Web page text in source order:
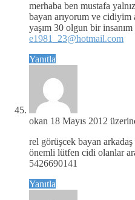
merhaba ben mustafa
bayan arıyorum ve cidiyim
yaşım 30 olgun bir insanım
e1981_23@hotmail.com
Yanıtla
okan 18 Mayıs 2012
rel görüşcek bayan
önemli lütfen cidi olanlar
5426690141
Yanıtla